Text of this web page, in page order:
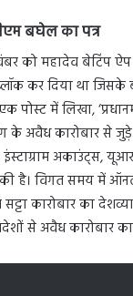
बघेल का पत्र
को महादेव बेटिंप
कर दिया था जिसके
में लिखा,
अवैध कारोबार से जुड़े
अकाउंट्स,
है। विगत समय में
कारोबार का
से अवैध कारोबार